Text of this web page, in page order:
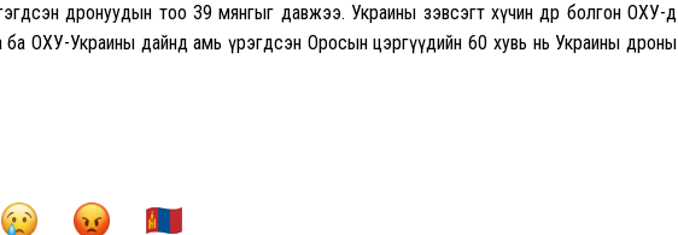
дронуудын тоо 39 мянгыг давжээ. Украины зэвсэгт хүчин өдөр болгон ОХУ-д
ба ОХУ-Украины дайнд амь үрэгдсэн Оросын цэргүүдийн 60 хувь нь Украины дроны